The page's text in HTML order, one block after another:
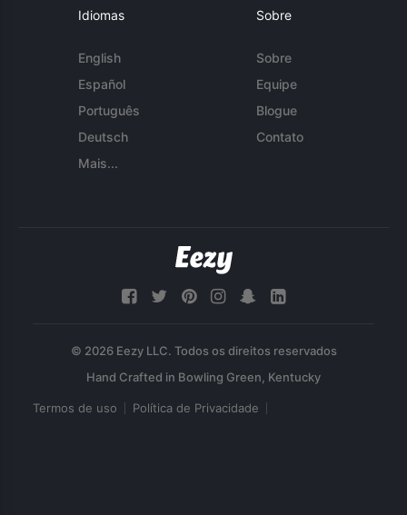
Idiomas
English
Español
Português
Deutsch
Mais...
Sobre
Sobre
Equipe
Blogue
Contato
© 2026 Eezy LLC. Todos os direitos reservados
Termos de uso Política de Privacidade